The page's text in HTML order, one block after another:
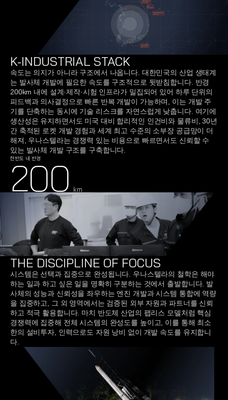
K-INDUSTRIAL STACK
속도는 의지가 아니라 구조에서 나옵니다. 대한민국의 산업 생태계
는 발사체 개발에 필요한 속도를 구조적으로 뒷받침합니다. 반경
200km 내에 설계·제작·시험 인프라가 밀집되어 있어 하루 단위의
피드백과 의사결정으로 빠른 반복 개발이 가능하며, 이는 개발 주
기를 단축하는 동시에 기술 리스크를 자연스럽게 낮춥니다. 여기에
생산성은 유지하면서도 미국 대비 합리적인 인건비와 물류비, 30년
간 축적된 로켓 개발 경험과 세계 최고 수준의 소부장 공급망이 더
해져, 우나스텔라는 경쟁력 있는 비용으로 빠르면서도 신뢰할 수
있는 발사체 개발 구조를 구축합니다.
200
한반도 내 반경
km
THE DISCIPLINE OF FOCUS
시스템은 선택과 집중으로 완성됩니다. 우나스텔라의 철학은 해야
하는 일과 하고 싶은 일을 명확히 구분하는 것에서 출발합니다. 발
사체의 성능과 신뢰성을 좌우하는 엔진 개발과 시스템 통합에 역량
을 집중하고, 그 외 영역에서는 검증된 외부 자원과 파트너를 신뢰
하고 적극 활용합니다. 마치 반도체 산업의 팹리스 모델처럼 핵심
경쟁력에 집중해 전체 시스템의 완성도를 높이고, 이를 통해 최소
한의 설비투자, 인력으로도 자원 낭비 없이 개발 속도를 유지합니
다.